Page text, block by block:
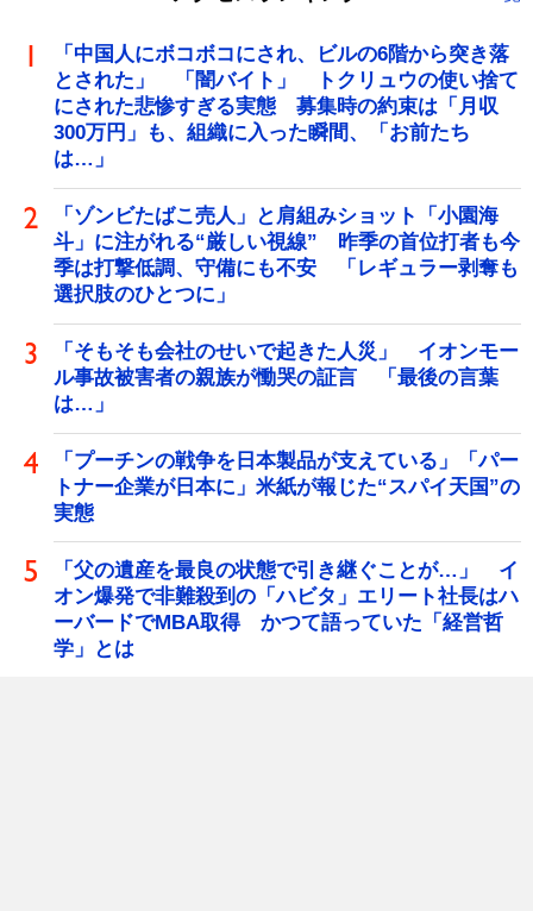
「中国人にボコボコにされ、ビルの6階から突き落
とされた」 「闇バイト」 トクリュウの使い捨て
にされた悲惨すぎる実態 募集時の約束は「月収
300万円」も、組織に入った瞬間、「お前たち
は…」
「ゾンビたばこ売人」と肩組みショット「小園海
斗」に注がれる“厳しい視線” 昨季の首位打者も今
季は打撃低調、守備にも不安 「レギュラー剥奪も
選択肢のひとつに」
「そもそも会社のせいで起きた人災」 イオンモー
ル事故被害者の親族が慟哭の証言 「最後の言葉
は…」
「プーチンの戦争を日本製品が支えている」「パー
トナー企業が日本に」米紙が報じた“スパイ天国”の
実態
「父の遺産を最良の状態で引き継ぐことが…」 イ
オン爆発で非難殺到の「ハビタ」エリート社長はハ
ーバードでMBA取得 かつて語っていた「経営哲
学」とは